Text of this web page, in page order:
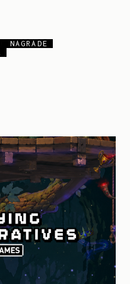
NAGRADE